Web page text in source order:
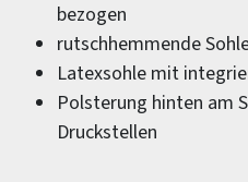
bezogen
rutschhemmende
Latexsohle mit
Polsterung hinten am
Druckstellen